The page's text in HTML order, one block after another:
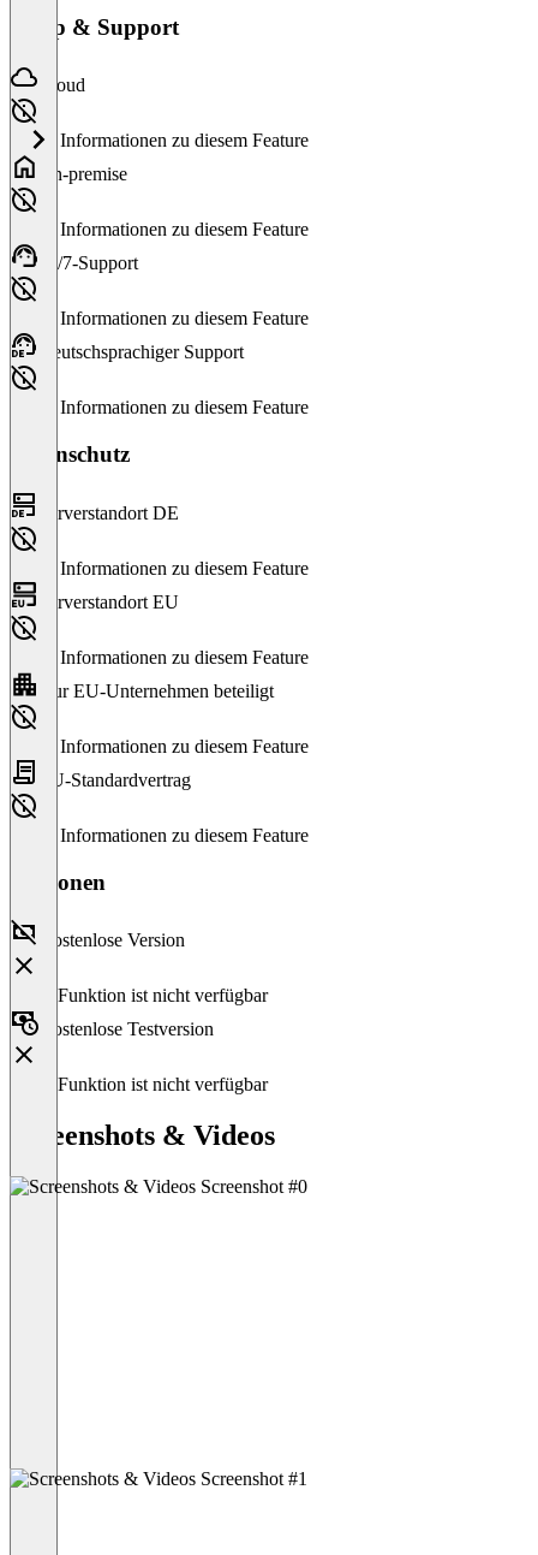
Setup & Support
Cloud
Keine Informationen zu diesem Feature
On-premise
Keine Informationen zu diesem Feature
24/7-Support
Keine Informationen zu diesem Feature
Deutschsprachiger Support
Keine Informationen zu diesem Feature
Datenschutz
Serverstandort DE
Keine Informationen zu diesem Feature
Serverstandort EU
Keine Informationen zu diesem Feature
Nur EU-Unternehmen beteiligt
Keine Informationen zu diesem Feature
EU-Standardvertrag
Keine Informationen zu diesem Feature
Versionen
Kostenlose Version
Diese Funktion ist nicht verfügbar
Kostenlose Testversion
Diese Funktion ist nicht verfügbar
Screenshots & Videos